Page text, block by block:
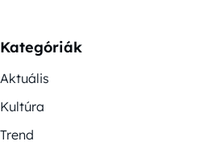
Kategóriák
Aktuális
Kultúra
Trend